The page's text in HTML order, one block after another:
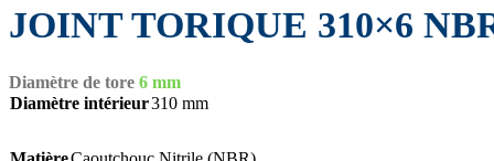
JOINT TORIQUE 310×6
Diamètre de tore 6 mm
Diamètre intérieur310 mm